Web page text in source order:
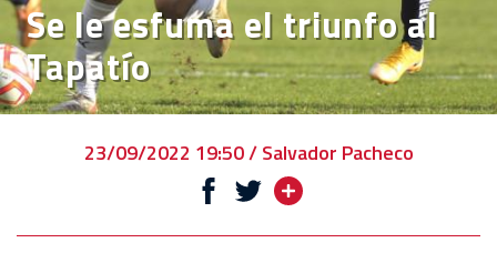
EVENTOS
DEPORTIVOS
REBAÑO
CHIVAS
Se le esfuma el triunfo al
Tapatío
23/09/2022 19:50 / Salvador Pacheco